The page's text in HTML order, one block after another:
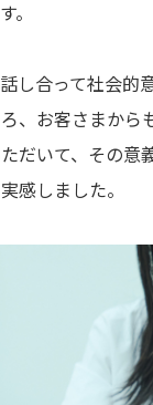
。
し合って社会的
、お客さまから
だいて、その意
感しました。